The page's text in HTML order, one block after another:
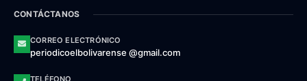
CONTÁCTANOS
CORREO ELECTRÓNICO
periodicoelbolivarense @gmail.com